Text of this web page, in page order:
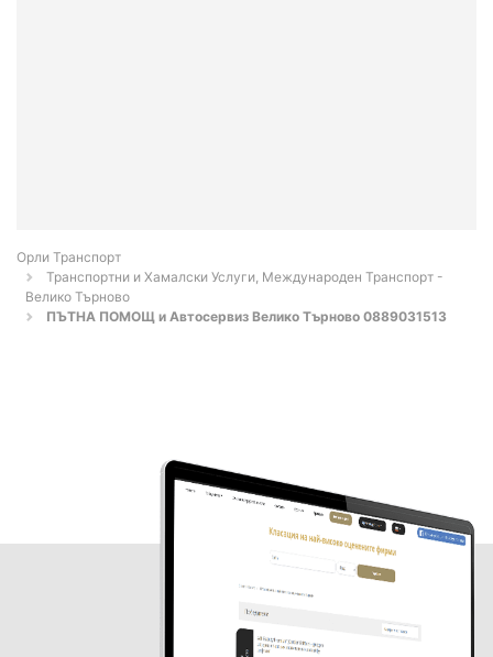
Орли Транспорт
Транспортни и Хамалски Услуги, Международен Транспорт -
Велико Търново
ПЪТНА ПОМОЩ и Автосервиз Велико Търново 0889031513